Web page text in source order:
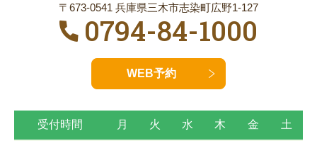
〒673-0541 兵庫県三木市志染町広野1-127
0794-84-1000
WEB予約
受付時間 月 火 水 木 金 土